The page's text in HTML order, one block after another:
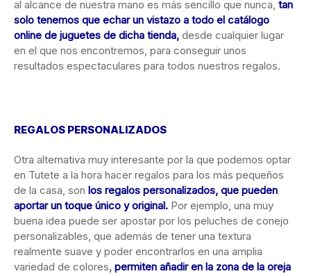
al alcance de nuestra mano es más sencillo que nunca, tan
solo tenemos que echar un vistazo a todo el catálogo
online de juguetes de dicha tienda, desde cualquier lugar
en el que nos encontremos, para conseguir unos
resultados espectaculares para todos nuestros regalos.
REGALOS PERSONALIZADOS
Otra alternativa muy interesante por la que podemos optar
en Tutete a la hora hacer regalos para los más pequeños
de la casa, son los regalos personalizados, que pueden
aportar un toque único y original. Por ejemplo, una muy
buena idea puede ser apostar por los peluches de conejo
personalizables, que además de tener una textura
realmente suave y poder encontrarlos en una amplia
variedad de colores, permiten añadir en la zona de la oreja